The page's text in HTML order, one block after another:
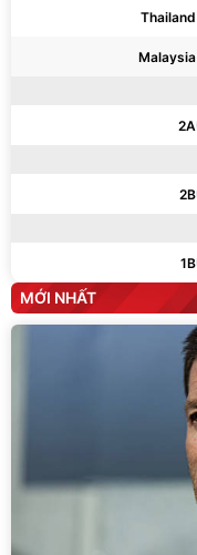
Thailand
Malaysia
2A
2B
1B
1A
Myanmar
Philippines
MỚI NHẤT